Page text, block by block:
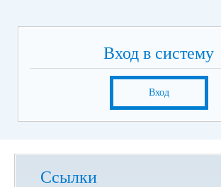
Вход в систему
Вход
Ссылки